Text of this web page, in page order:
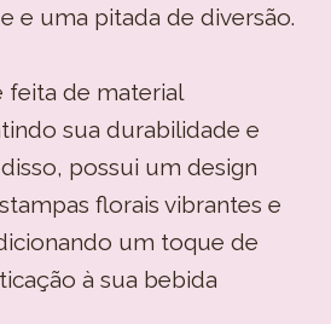
e uma pitada de diversão.
feita de material
sua durabilidade e
possui um design
florais vibrantes e
um toque de
à sua bebida